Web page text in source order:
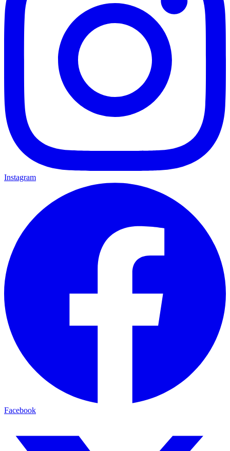
Instagram
Facebook